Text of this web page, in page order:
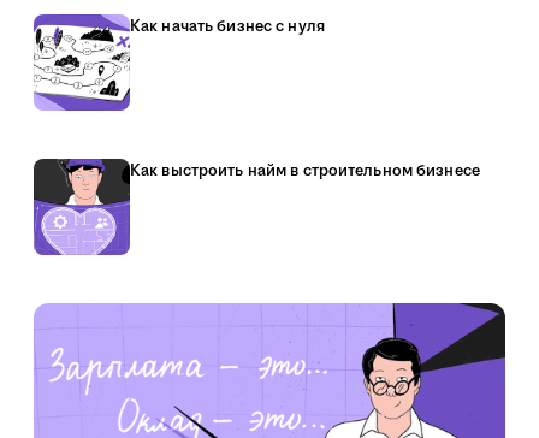
Как начать бизнес с нуля
Как выстроить найм в строительном бизнесе